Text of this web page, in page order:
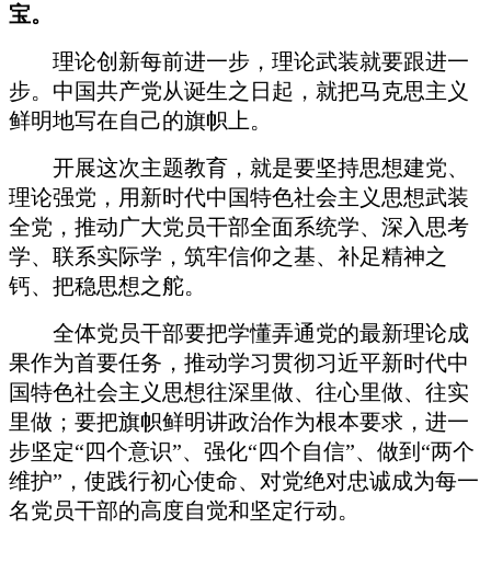
宝。
理论创新每前进一步，理论武装就要跟进一
步。中国共产党从诞生之日起，就把马克思主义
鲜明地写在自己的旗帜上。
开展这次主题教育，就是要坚持思想建党、
理论强党，用新时代中国特色社会主义思想武装
全党，推动广大党员干部全面系统学、深入思考
学、联系实际学，筑牢信仰之基、补足精神之
钙、把稳思想之舵。
全体党员干部要把学懂弄通党的最新理论成
果作为首要任务，推动学习贯彻习近平新时代中
国特色社会主义思想往深里做、往心里做、往实
里做；要把旗帜鲜明讲政治作为根本要求，进一
步坚定“四个意识”、强化“四个自信”、做到“两个
维护”，使践行初心使命、对党绝对忠诚成为每一
名党员干部的高度自觉和坚定行动。